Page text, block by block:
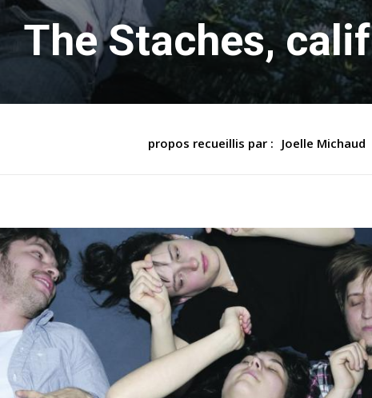
The Staches,
propos recueillis par : Joelle Michaud